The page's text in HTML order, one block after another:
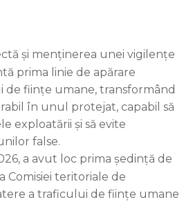
și menținerea unei vigilențe
prima linie de apărare
ființe umane, transformând
în unul protejat, capabil să
exploatării și să evite
false.
a avut loc prima ședință de
Comisiei teritoriale de
a traficului de ființe umane